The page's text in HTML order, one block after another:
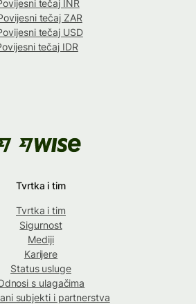
tečaj INR
tečaj ZAR
tečaj USD
tečaj IDR
Tvrtka i tim
Tvrtka i tim
Sigurnost
Mediji
Karijere
Status usluge
s ulagačima
subjekti i partnerstva